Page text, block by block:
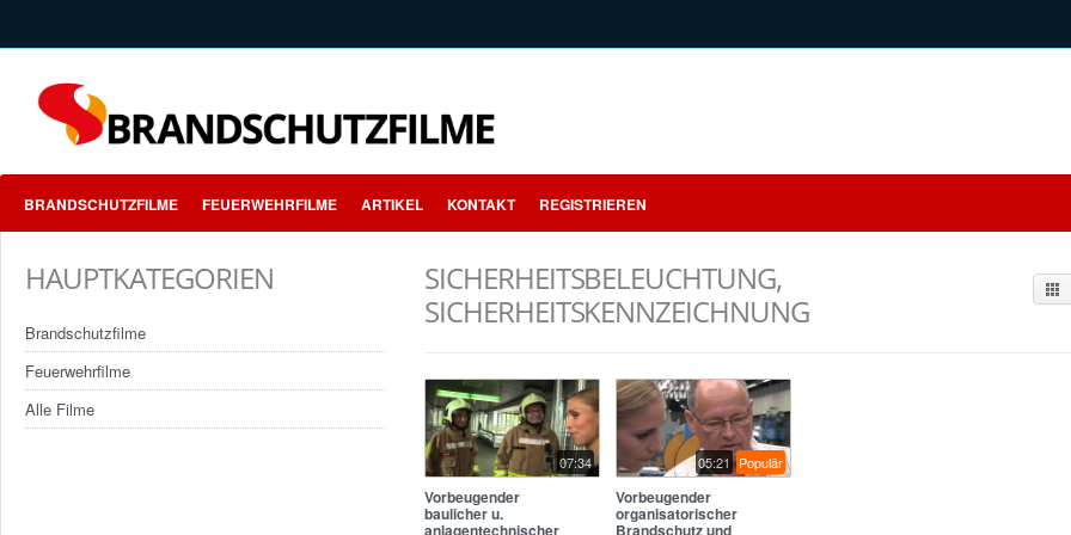
BRANDSCHUTZFILME FEUERWEHRFILME ARTIKEL KONTAKT REGISTRIEREN
HAUPTKATEGORIEN
Brandschutzfilme
Feuerwehrfilme
Alle Filme
SICHERHEITSBELEUCHTUNG,
SICHERHEITSKENNZEICHNUNG
07:34
Vorbeugender
baulicher u.
anlagentechnischer
05:21 Populär
Vorbeugender
organisatorischer
Brandschutz und